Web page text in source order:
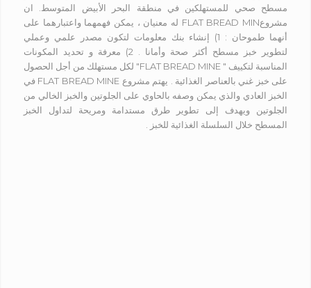
مسطح صحي للمستهلكين في منطقة البحر الأبيض المتوسط. ان
مشروعFLAT BREAD MIN له معنيان ، يمكن فهمهما واعتبارهما على
أنهما طموحان : 1) إنشاء بنك معلومات لتكون مصدر علمي وعملي
لتطوير خبز مسطح أكثر صحة وأمانا . 2) معرفة و تحديد المكونات
المناسبة لتكييف " FLAT BREAD MINE" لكل مستهلك من أجل الحصول
على خبز غني بالعناصر الغذائية . يهتم مشروع FLAT BREAD MINE في
الخبز العادي والذي يمكن وصفه بالحاوي على الجلوتين والخبز الخالي من
الجلوتين ويهدف إلى تطوير طرق مستدامة ومريحة لتداول الخبز
المسطح خلال السلسلة الغذائية للخبز .